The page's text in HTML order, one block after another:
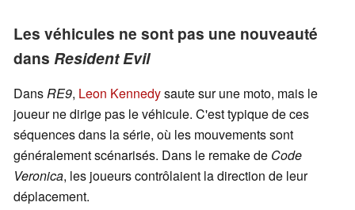
Les véhicules ne sont pas une nouveauté
dans Resident Evil
DansRE9, Leon Kennedysaute sur une moto, mais le
joueur ne dirige pas le véhicule. C'est typique de ces
séquences dans la série, où les mouvements sont
généralement scénarisés. Dans le remake de Code
Veronica, les joueurs contrôlaient la direction de leur
déplacement.